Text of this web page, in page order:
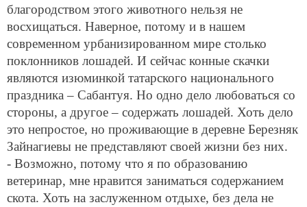
благородством этого животного нельзя не
восхищаться. Наверное, потому и в нашем
современном урбанизированном мире столько
поклонников лошадей. И сейчас конные скачки
являются изюминкой татарского национального
праздника – Сабантуя. Но одно дело любоваться со
стороны, а другое – содержать лошадей. Хоть дело
это непростое, но проживающие в деревне Березняк
Зайнагиевы не представляют своей жизни без них.
- Возможно, потому что я по образованию
ветеринар, мне нравится заниматься содержанием
скота. Хоть на заслуженном отдыхе, без дела не